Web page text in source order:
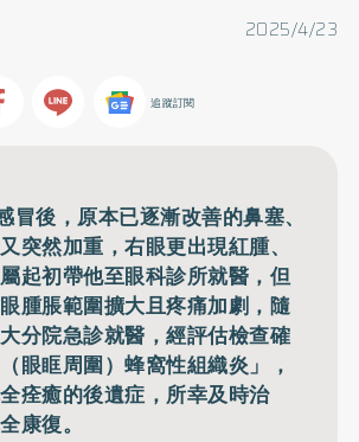
2025/4/23
追蹤訂閱
冒後，原本已逐漸改善的鼻塞、
突然加重，右眼更出現紅腫、
起初帶他至眼科診所就醫，但
腫脹範圍擴大且疼痛加劇，隨
分院急診就醫，經評估檢查確
眼眶周圍）蜂窩性組織炎」，
痊癒的後遺症，所幸及時治
康復。